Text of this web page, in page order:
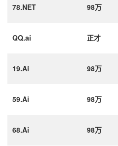
78.NET 98万
QQ.ai 正才
19.Ai 98万
59.Ai 98万
68.Ai 98万